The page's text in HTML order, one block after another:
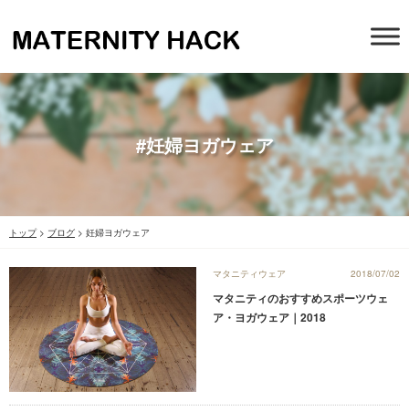
#妊婦ヨガウェア
トップ> ブログ > 妊婦ヨガウェア
マタニティウェア 2018/07/02
マタニティのおすすめスポーツウェ
ア・ヨガウェア｜2018